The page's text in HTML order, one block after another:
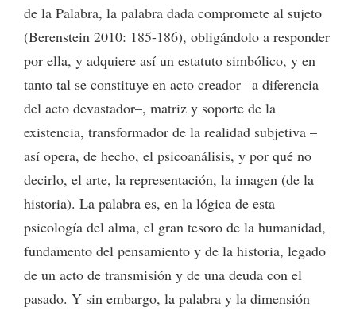
de la Palabra, la palabra dada compromete al sujeto
(Berenstein 2010: 185-186), obligándolo a responder
por ella, y adquiere así un estatuto simbólico, y en
tanto tal se constituye en acto creador –a diferencia
del acto devastador–, matriz y soporte de la
existencia, transformador de la realidad subjetiva –
así opera, de hecho, el psicoanálisis, y por qué no
decirlo, el arte, la representación, la imagen (de la
historia). La palabra es, en la lógica de esta
psicología del alma, el gran tesoro de la humanidad,
fundamento del pensamiento y de la historia, legado
de un acto de transmisión y de una deuda con el
pasado. Y sin embargo, la palabra y la dimensión